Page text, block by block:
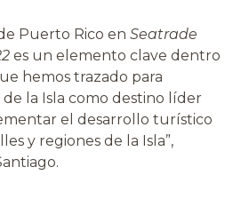
Puerto Rico en Seatrade
es un elemento clave dentro
hemos trazado para
la Isla como destino líder
el desarrollo turístico
y regiones de la Isla”,